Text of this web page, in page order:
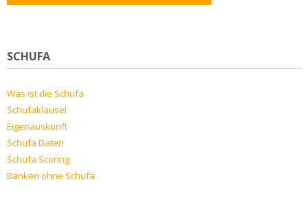
SCHUFA
Was ist die Schufa
Schufaklausel
Eigenauskunft
Schufa Daten
Schufa Scoring
Banken ohne Schufa